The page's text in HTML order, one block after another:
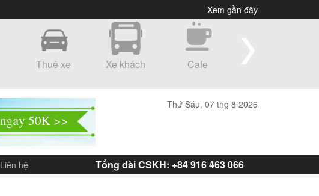
Xem gần đây
Thuê xe Xe khách Cafe
Thứ Sáu, 07 thg 8 2026
Tổng đài CSKH: +84 916 463 066
Liên hệ